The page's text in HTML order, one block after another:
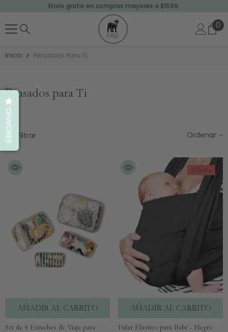
SALTAR AL CONTENIDO
Envío gratis en compras mayores a $1599.
00
Inicio Pensados Para Ti
Pensados para Ti
Filtrar Ordenar
AÑADIR AL CARRITO
Set de 4 Estuches de Viaje para
Oferta
AÑADIR AL CARRITO
Fular Elastico para Bebé - Negro
OPINIONES